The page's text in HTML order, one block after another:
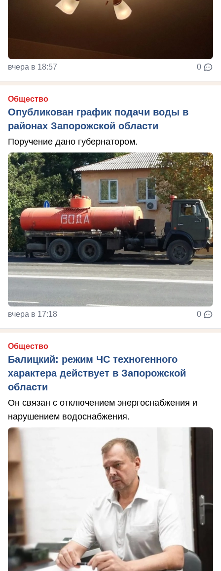
вчера в 18:57 0
Общество
Опубликован график подачи воды в
районах Запорожской области
Поручение дано губернатором.
вчера в 17:18 0
Общество
Балицкий: режим ЧС техногенного
характера действует в Запорожской
области
Он связан с отключением энергоснабжения и
нарушением водоснабжения.